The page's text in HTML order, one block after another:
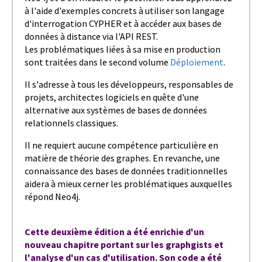
à l'aide d'exemples concrets à utiliser son langage
d'interrogation CYPHER et à accéder aux bases de
données à distance via l'API REST.
Les problématiques liées à sa mise en production
sont traitées dans le second volume Déploiement.
Il s'adresse à tous les développeurs, responsables de
projets, architectes logiciels en quête d'une
alternative aux systèmes de bases de données
relationnels classiques.
Il ne requiert aucune compétence particulière en
matière de théorie des graphes. En revanche, une
connaissance des bases de données traditionnelles
aidera à mieux cerner les problématiques auxquelles
répond Neo4j.
Cette deuxième édition a été enrichie d'un
nouveau chapitre portant sur les graphgists et
l'analyse d'un cas d'utilisation. Son code a été